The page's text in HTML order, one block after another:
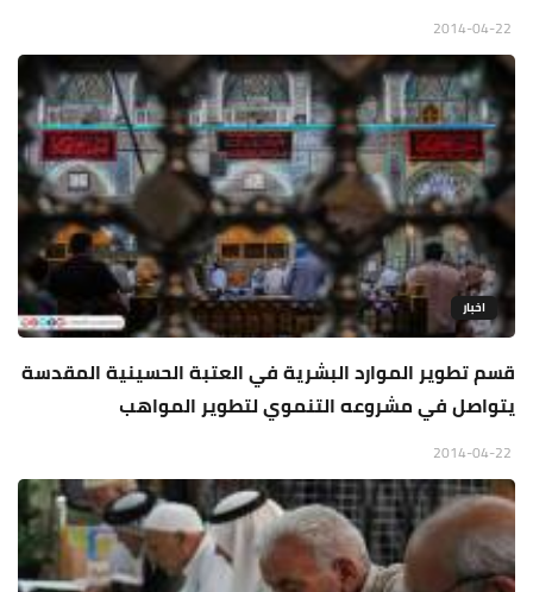
اخبار
قسم تطوير الموارد البشرية في العتبة الحسينية المقدسة
يتواصل في مشروعه التنموي لتطوير المواهب